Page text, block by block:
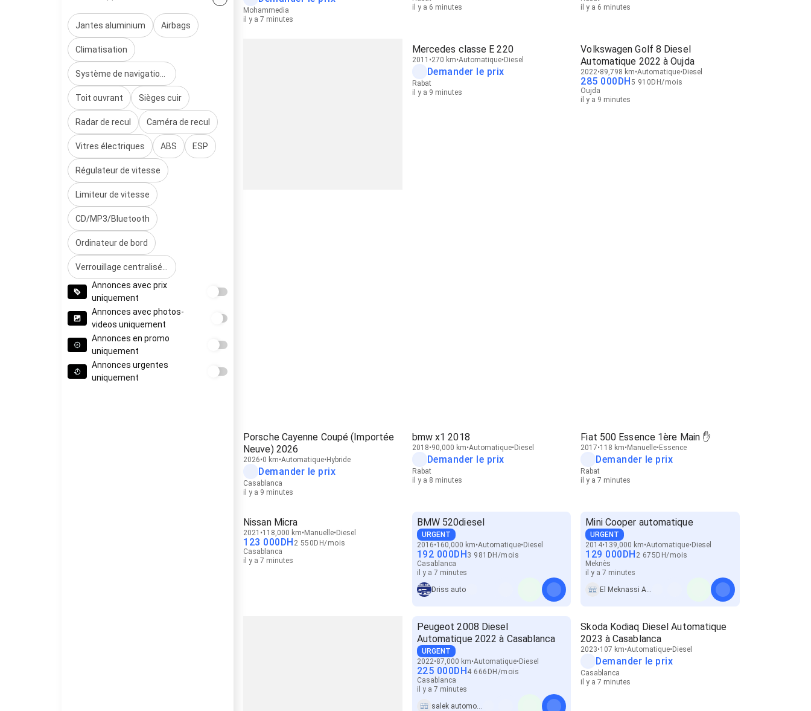
Jantes aluminium Airbags
Climatisation
Toit ouvrant Sièges cuir
Radar de recul Caméra de recul
Vitres électriques ABS ESP
Régulateur de vitesse
Limiteur de vitesse
CD/MP3/Bluetooth
Ordinateur de bord
Annonces avec prix
uniquement
Annonces avec photos-
videos uniquement
Annonces en promo
uniquement
Annonces urgentes
uniquement
Mohammedia
il y a 7 minutes
il y a 6 minutes
il y a 6 minutes
Mercedes classe E 220
2011 270 km Automatique Diesel
Demander le prix
Rabat
il y a 9 minutes
Volkswagen Golf 8 Diesel
Automatique 2022 à Oujda
2022 89,798 km Automatique Diesel
285 000DH5 910DH/mois
Oujda
il y a 9 minutes
Porsche Cayenne Coupé (Importée
Neuve) 2026
2026 0 km Automatique Hybride
Demander le prix
Casablanca
il y a 9 minutes
bmw x1 2018
2018 90,000 km Automatique Diesel
Demander le prix
Rabat
il y a 8 minutes
Fiat 500 Essence 1ère Main ✋
2017 118 km Manuelle Essence
Demander le prix
Rabat
il y a 7 minutes
Nissan Micra
2021 118,000 km Manuelle Diesel
123 000DH 2 550DH/mois
Casablanca
il y a 7 minutes
BMW 520diesel
URGENT
2016 160,000 km Automatique Diesel
192 000DH3 981 DH /mois
Casablanca
il y a 7 minutes
Driss auto
Mini Cooper automatique
URGENT
2014 139,000 km Automatique Diesel
129 000DH 2 675DH/mois
Meknès
il y a 7 minutes
Peugeot 2008 Diesel
Automatique 2022 à Casablanca
URGENT
2022 87,000 km Automatique Diesel
225 000DH4 666 DH /mois
Casablanca
il y a 7 minutes
salek automotive
Skoda Kodiaq Diesel Automatique
2023 à Casablanca
2023 107 km Automatique Diesel
Demander le prix
Casablanca
il y a 7 minutes